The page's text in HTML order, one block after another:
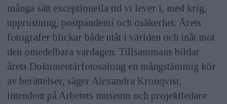
många sätt exceptionella tid vi lever i, med krig,
upprustning, postpandemi och osäkerhet. Årets
fotografer blickar både utåt i världen och inåt mot
den omedelbara vardagen. Tillsammans bildar
årets Dokumentärfotosalong en mångstämmig kör
av berättelser, säger Alexandra Kronqvist,
intendent på Arbetets museum och projektledare